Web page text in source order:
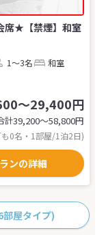
席★【禁煙】和室
1～3名
和室
～29,400円
計39,200〜58,800円
0名・1部屋/1泊2日)
ンの詳細
屋タイプ)